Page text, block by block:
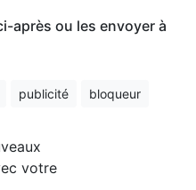
après ou les envoyer à
publicité bloqueur
votre